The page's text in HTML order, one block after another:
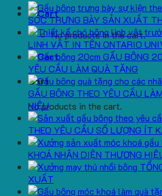
No products in the cart.
Cart
No products in the cart.
SÓC TRƯNG BÀY SẢN XUẤT
LINH VẬT IN TÊN ONTARIO
GẤU BÔNG
YÊU CẦU LÀM QUÀ TẶNG
GẤU BÔNG THEO YÊU CẦU
HIỆU
THEO YÊU CẦU SỐ LƯỢNG ÍT
KHOÁ NHẬN DIỆN THƯƠNG
XUẤT